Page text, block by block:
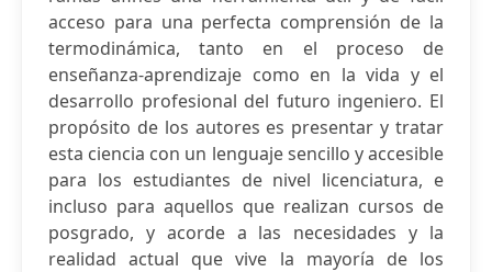
acceso para una perfecta comprensión de la
termodinámica, tanto en el proceso de
enseñanza-aprendizaje como en la vida y el
desarrollo profesional del futuro ingeniero. El
propósito de los autores es presentar y tratar
esta ciencia con un lenguaje sencillo y accesible
para los estudiantes de nivel licenciatura, e
incluso para aquellos que realizan cursos de
posgrado, y acorde a las necesidades y la
realidad actual que vive la mayoría de los